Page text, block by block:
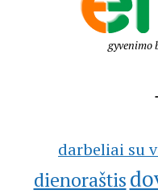
gyvenimo
darbeliai su
dienoraštis